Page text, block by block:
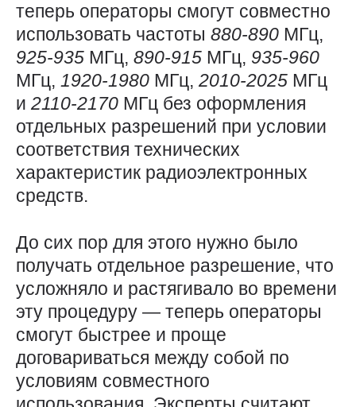
теперь операторы смогут совместно
использовать частоты 880-890 МГц,
925-935 МГц, 890-915 МГц, 935-960
МГц, 1920-1980 МГц, 2010-2025 МГц
и 2110-2170 МГц без оформления
отдельных разрешений при условии
соответствия технических
характеристик радиоэлектронных
средств.
До сих пор для этого нужно было
получать отдельное разрешение, что
усложняло и растягивало во времени
эту процедуру — теперь операторы
смогут быстрее и проще
договариваться между собой по
условиям совместного